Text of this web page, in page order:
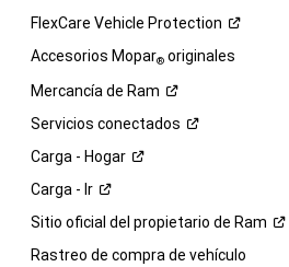
FlexCare Vehicle Protection
Accesorios Mopar®originales
Mercancía de Ram
Servicios conectados
Carga - Hogar
Carga - Ir
Sitio oficial del propietario de Ram
Rastreo de compra de vehículo